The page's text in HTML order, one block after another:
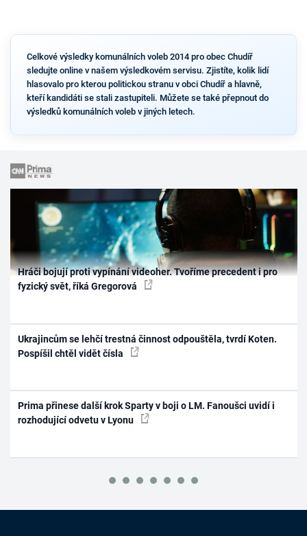
Celkové výsledky komunálních voleb 2014 pro obec Chudíř
sledujte online v našem výsledkovém servisu. Zjistíte, kolik lidí
hlasovalo pro kterou politickou stranu v obci Chudíř a hlavně,
kteří kandidáti se stali zastupiteli. Můžete se také přepnout do
výsledků komunálních voleb v jiných letech.
Hráči bojují proti vypínání videoher. Tvoříme precedent i pro
fyzický svět, říká Gregorová
Ukrajincům se lehčí trestná činnost odpouštěla, tvrdí Koten.
Pospíšil chtěl vidět čísla
Prima přinese další krok Sparty v boji o LM. Fanoušci uvidí i
rozhodující odvetu v Lyonu